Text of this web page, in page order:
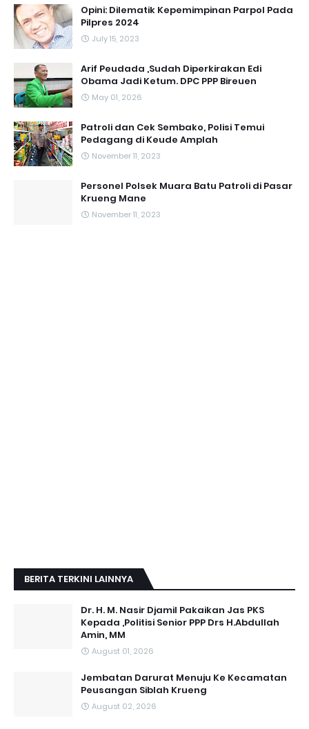
Opini: Dilematik Kepemimpinan Parpol Pada
Pilpres 2024
July 15, 2023
Arif Peudada ,Sudah Diperkirakan Edi
Obama Jadi Ketum. DPC PPP Bireuen
May 01, 2026
Patroli dan Cek Sembako, Polisi Temui
Pedagang di Keude Amplah
November 11, 2023
Personel Polsek Muara Batu Patroli di Pasar
Krueng Mane
November 11, 2023
BERITA TERKINI LAINNYA
Dr. H. M. Nasir Djamil Pakaikan Jas PKS
Kepada ,Politisi Senior PPP Drs H.Abdullah
Amin, MM
August 01, 2026
Jembatan Darurat Menuju Ke Kecamatan
Peusangan Siblah Krueng
August 02, 2026